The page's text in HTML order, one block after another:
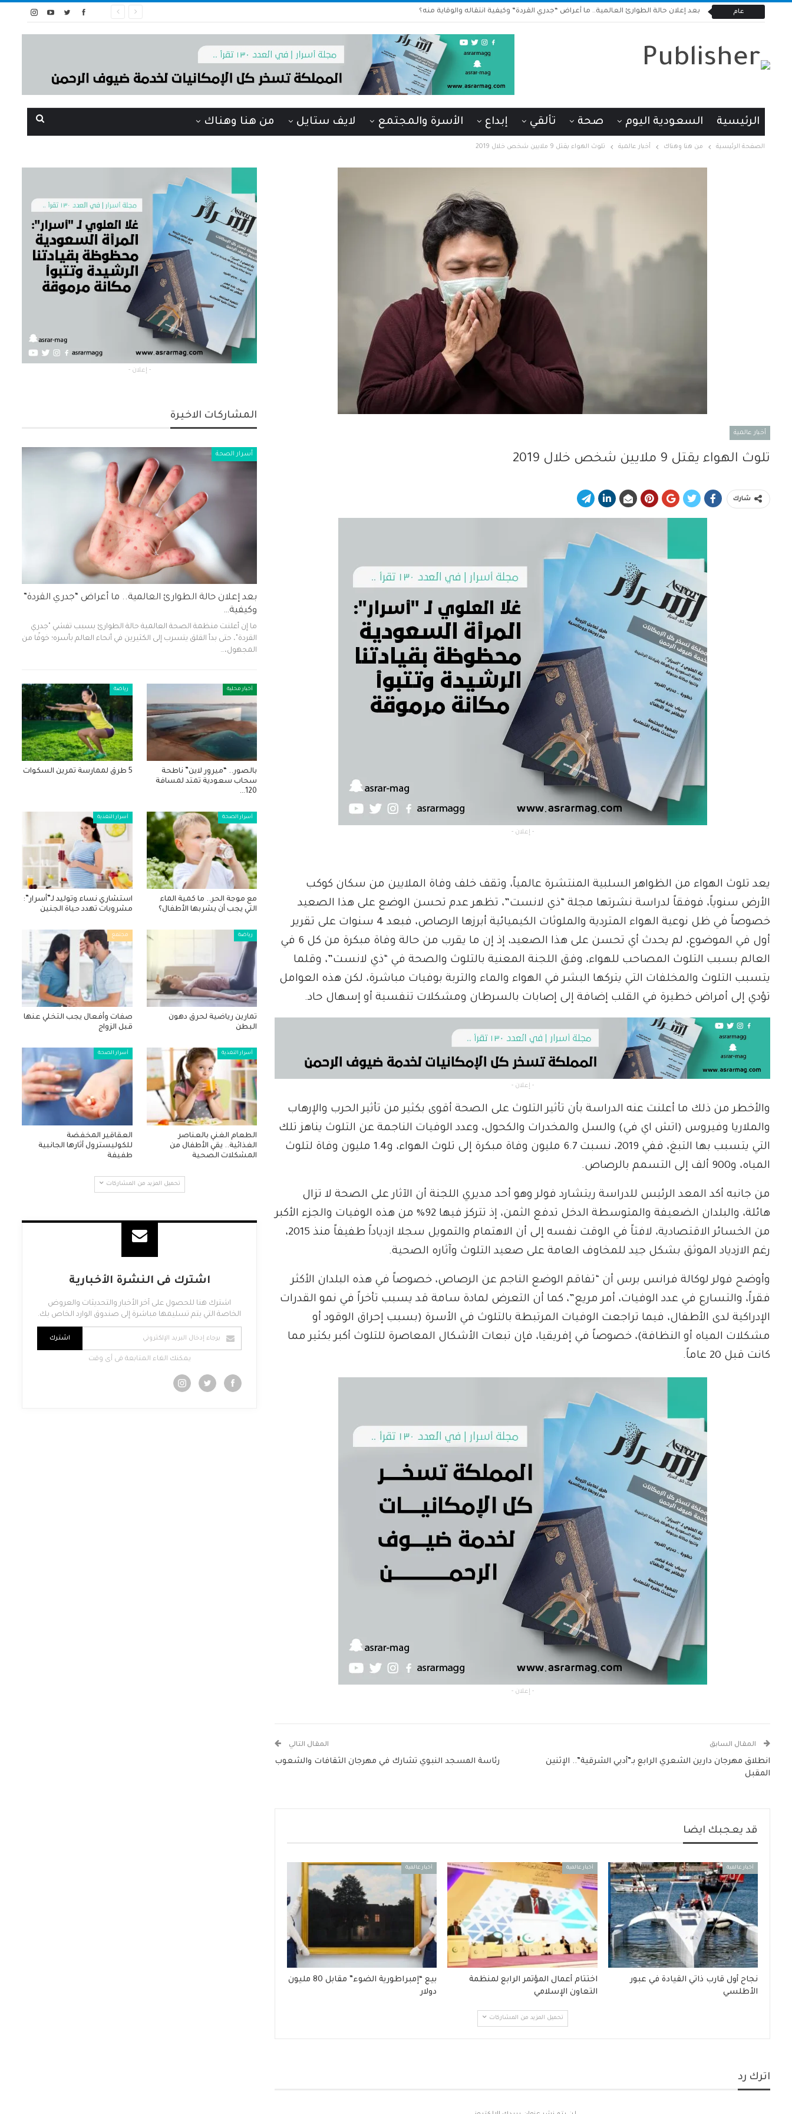
عام بعد إعلان حالة الطوارئ العالمية.. ما أعراض “جدري القردة” وكيفية انتقاله والوقاية منه؟
الرئيسية السعودية اليوم صحة تألقي إبداع الأسرة والمجتمع لايف ستايل من هنا وهناك
الصفحة الرئيسية من هنا وهناك أخبار عالمية تلوث الهواء يقتل 9 ملايين شخص خلال 2019
أخبار عالمية
تلوث الهواء يقتل 9 ملايين شخص خلال 2019
شارك
- إعلان -
يعد تلوث الهواء من الظواهر السلبية المنتشرة عالمياً، وتقف خلف وفاة الملايين من سكان كوكب
الأرض سنوياً، فوفقاً لدراسة نشرتها مجلة “ذي لانست”، تظهر عدم تحسن الوضع على هذا الصعيد
خصوصاً في ظل نوعية الهواء المتردية والملوثات الكيميائية أبرزها الرصاص، فبعد 4 سنوات على تقرير
أول في الموضوع، لم يحدث أي تحسن على هذا الصعيد، إذ إن ما يقرب من حالة وفاة مبكرة من كل 6 في
العالم بسبب التلوث المصاحب للهواء، وفق اللجنة المعنية بالتلوث والصحة في “ذي لانست”، وقلما
يتسبب التلوث والمخلفات التي يتركها البشر في الهواء والماء والتربة بوفيات مباشرة، لكن هذه العوامل
تؤدي إلى أمراض خطيرة في القلب إضافة إلى إصابات بالسرطان ومشكلات تنفسية أو إسهال حاد.
- إعلان -
والأخطر من ذلك ما أعلنت عنه الدراسة بأن تأثير التلوث على الصحة أقوى بكثير من تأثير الحرب والإرهاب
والملاريا وفيروس (اتش اي في) والسل والمخدرات والكحول، وعدد الوفيات الناجمة عن التلوث يناهز تلك
التي يتسبب بها التبغ، ففي 2019، نسبت 6.7 مليون وفاة مبكرة إلى تلوث الهواء، و1.4 مليون وفاة لتلوث
المياه، و900 ألف إلى التسمم بالرصاص.
من جانبه أكد المعد الرئيس للدراسة ريتشارد فولر وهو أحد مديري اللجنة أن الآثار على الصحة لا تزال
هائلة، والبلدان الضعيفة والمتوسطة الدخل تدفع الثمن، إذ تتركز فيها 92% من هذه الوفيات والجزء الأكبر
من الخسائر الاقتصادية، لافتاً في الوقت نفسه إلى أن الاهتمام والتمويل سجلا ازدياداً طفيفاً منذ 2015،
رغم الازدياد الموثق بشكل جيد للمخاوف العامة على صعيد التلوث وآثاره الصحية.
وأوضح فولر لوكالة فرانس برس أن “تفاقم الوضع الناجم عن الرصاص، خصوصاً في هذه البلدان الأكثر
فقراً، والتسارع في عدد الوفيات، أمر مريع”، كما أن التعرض لمادة سامة قد يسبب تأخراً في نمو القدرات
الإدراكية لدى الأطفال، فيما تراجعت الوفيات المرتبطة بالتلوث في الأسرة (بسبب إحراق الوقود أو
مشكلات المياه أو النظافة)، خصوصاً في إفريقيا، فإن تبعات الأشكال المعاصرة للتلوث أكبر بكثير مما
كانت قبل 20 عاماً.
- إعلان -
المقال السابق
انطلاق مهرجان دارين الشعري الرابع بـ”أدبي الشرقية”.. الإثنين
المقبل
المقال التالي
رئاسة المسجد النبوي تشارك في مهرجان الثقافات والشعوب
قد يعجبك ايضا
أخبار عالمية
نجاح أول قارب ذاتي القيادة في عبور
الأطلسي‎‎
أخبار عالمية
اختتام أعمال المؤتمر الرابع لمنظمة
التعاون الإسلامي
أخبار عالمية
بيع “إمبراطورية الضوء” مقابل 80 مليون
دولار
تحميل المزيد من المشاركات
اترك رد
- إعلان -
المشاركات الاخيرة
أسرار الصحة
بعد إعلان حالة الطوارئ العالمية.. ما أعراض “جدري القردة”
وكيفية…
ما إن أعلنت منظمة الصحة العالمية حالة الطوارئ بسبب تفشي "جدري
القردة"، حتى بدأ القلق يتسرب إلى الكثيرين في أنحاء العالم بأسره؛ خوفًا من
المجهول،…
أخبار محلية
بالصور.. “ميرور لاين” ناطحة
سحاب سعودية تمتد لمسافة
120…
رياضة
5 طرق لممارسة تمرين السكوات
أسرار الصحة
مع موجة الحر.. ما كمية الماء
التي يجب أن يشربها الأطفال؟
أسرار التغذية
استشاري نساء وتوليد لـ”أسرار”:
مشروبات تهدد حياة الجنين
رياضة
تمارين رياضية لحرق دهون
البطن
مجتمع
صفات وأفعال يجب التخلي عنها
قبل الزواج
أسرار التغذية
الطعام الغني بالعناصر
الغذائية.. يقي الأطفال من
المشكلات الصحية
أسرار الصحة
العقاقير المخفضة
للكوليسترول آثارها الجانبية
طفيفة
تحميل المزيد من المشاركات
اشترك فى النشرة الأخبارية
اشترك هنا للحصول على آخر الأخبار والتحديثات والعروض
الخاصة التي يتم تسليمها مباشرة إلى صندوق الوارد الخاص بك.
اشترك
يمكنك الغاء المتابعة فى أى وقت